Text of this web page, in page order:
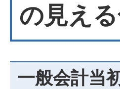
の見える
一般会計当